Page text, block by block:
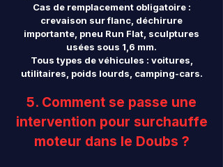
Cas de remplacement obligatoire :
crevaison sur flanc, déchirure
importante, pneu Run Flat, sculptures
usées sous 1,6 mm.
Tous types de véhicules : voitures,
utilitaires, poids lourds, camping-cars.
5. Comment se passe une
intervention pour surchauffe
moteur dans le Doubs ?